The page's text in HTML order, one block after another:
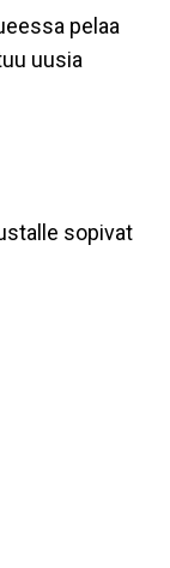
pelaa
uusia
sopivat